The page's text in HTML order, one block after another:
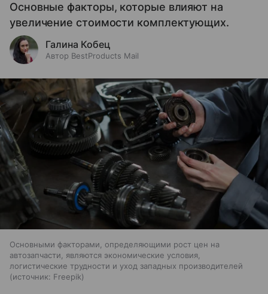
Основные факторы, которые влияют на
увеличение стоимости комплектующих.
Галина Кобец
Автор BestProducts Mail
Основными факторами, определяющими рост цен на
автозапчасти, являются экономические условия,
логистические трудности и уход западных производителей
источник: Freepik